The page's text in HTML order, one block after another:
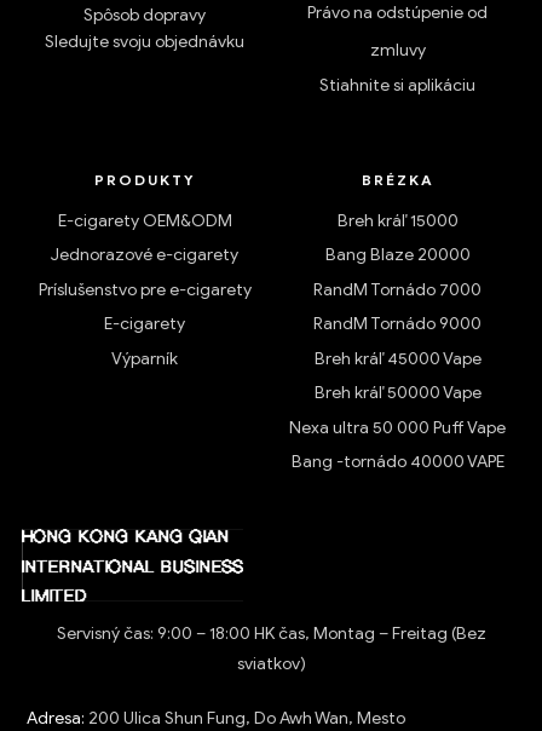
Spôsob dopravy
Sledujte svoju objednávku
Právo na odstúpenie od
zmluvy
Stiahnite si aplikáciu
PRODUKTY
E-cigarety OEM&ODM
Jednorazové e-cigarety
Príslušenstvo pre e-cigarety
E-cigarety
Výparník
BRÉZKA
Breh kráľ 15000
Bang Blaze 20000
RandM Tornádo 7000
RandM Tornádo 9000
Breh kráľ 45000 Vape
Breh kráľ 50000 Vape
Nexa ultra 50 000 Puff Vape
Bang -tornádo 40000 VAPE
Servisný čas: 9:00 – 18:00 HK čas, Montag – Freitag (Bez
sviatkov)
Adresa: 200 Ulica Shun Fung, Do Awh Wan, Mesto